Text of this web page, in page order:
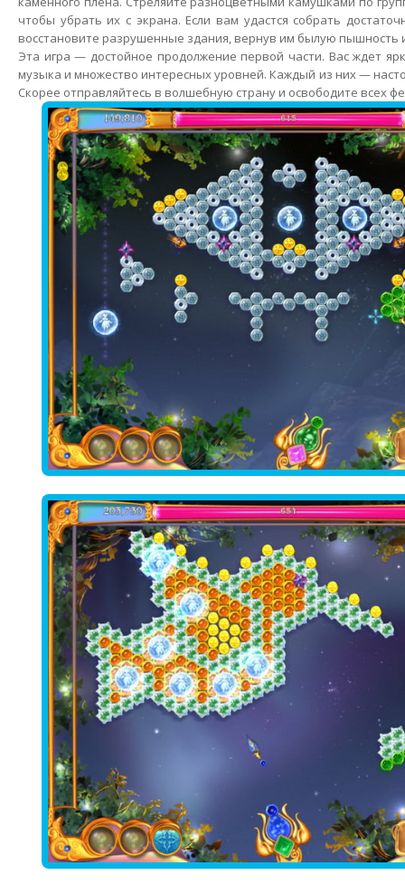
чтобы убрать их с экрана. Если вам удастся собрать
восстановите разрушенные здания, вернув им былую пышность
Эта игра — достойное продолжение первой части. Вас ждет
музыка и множество интересных уровней. Каждый из них —
Скорее отправляйтесь в волшебную страну и освободите всех